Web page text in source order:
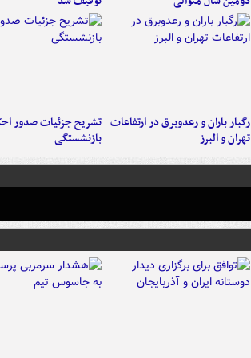
رگبار باران و رعدوبرق در ارتفاعات
تهران و البرز
تشریح جزئیات صدور
بازنشستگی